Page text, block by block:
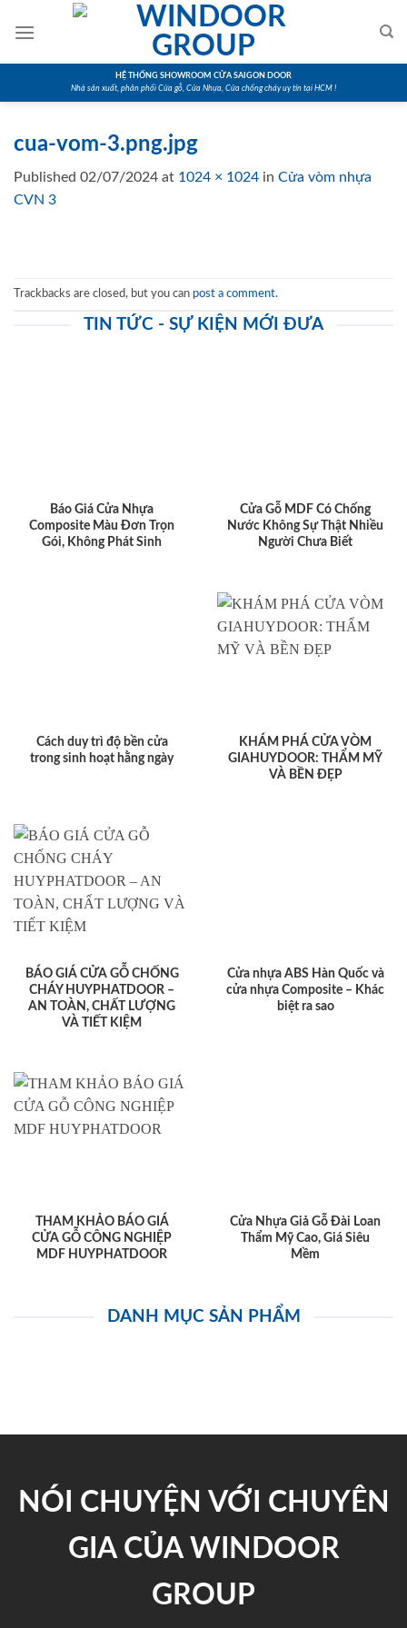
HỆ THỐNG SHOWROOM CỬA SAIGON DOOR
Nhà sản xuất, phân phối Cửa gỗ, Cửa Nhựa, Cửa chống cháy uy tín tại HCM !
cua-vom-3.png.jpg
Published 02/07/2024 at 1024 × 1024 in Cửa vòm nhựa
CVN 3
Trackbacks are closed, but you can post a comment.
TIN TỨC - SỰ KIỆN MỚI ĐƯA
Báo Giá Cửa Nhựa
Composite Màu Đơn Trọn
Gói, Không Phát Sinh
Cửa Gỗ MDF Có Chống
Nước Không Sự Thật Nhiều
Người Chưa Biết
Cách duy trì độ bền cửa
trong sinh hoạt hằng ngày
KHÁM PHÁ CỬA VÒM
GIAHUYDOOR: THẨM MỸ
VÀ BỀN ĐẸP
BÁO GIÁ CỬA GỖ CHỐNG
CHÁY HUYPHATDOOR –
AN TOÀN, CHẤT LƯỢNG
VÀ TIẾT KIỆM
Cửa nhựa ABS Hàn Quốc và
cửa nhựa Composite – Khác
biệt ra sao
THAM KHẢO BÁO GIÁ
CỬA GỖ CÔNG NGHIỆP
MDF HUYPHATDOOR
Cửa Nhựa Giả Gỗ Đài Loan
Thẩm Mỹ Cao, Giá Siêu
Mềm
DANH MỤC SẢN PHẨM
NÓI CHUYỆN VỚI CHUYÊN
GIA CỦA WINDOOR
GROUP